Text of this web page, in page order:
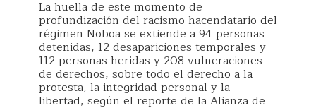
La huella de este momento de
profundización del racismo hacendatario del
régimen Noboa se extiende a 94 personas
detenidas, 12 desapariciones temporales y
112 personas heridas y 208 vulneraciones
de derechos, sobre todo el derecho a la
protesta, la integridad personal y la
libertad, según el reporte de la Alianza de